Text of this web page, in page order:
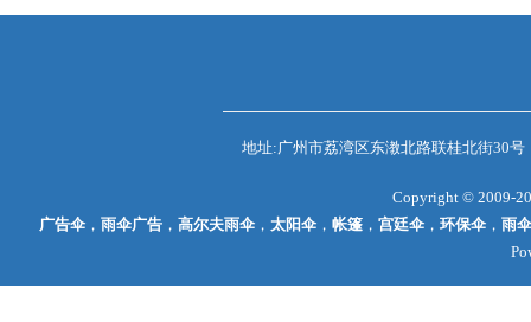
地址:广州市荔湾区东漖北路联桂北街30
Copyright © 2009-
广告伞 ， 雨伞广告 ， 高尔夫雨伞 ， 太阳伞 ， 帐篷 ， 宫廷伞 ， 环保伞 ， 雨